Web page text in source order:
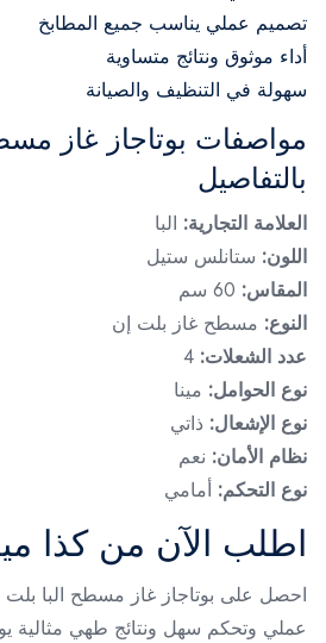
تصميم عملي يناسب جميع المطابخ
أداء موثوق ونتائج متساوية
سهولة في التنظيف والصيانة
مواصفات بوتاجاز غاز
بالتفاصيل
العلامة التجارية: البا
اللون: ستانلس ستيل
المقاس:
النوع: مسطح غاز بلت إن
عدد الشعلات:
نوع الحوامل: مينا
نوع الإشعال: ذاتي
نظام الأمان: نعم
نوع التحكم: أمامي
اطلب الآن من كذا
عملي وتحكم سهل ونتائج طهي مثالية